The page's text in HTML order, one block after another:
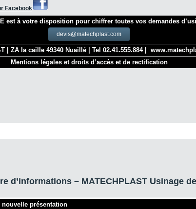
Facebook
est à votre disposition pour chiffrer toutes vos demandes
devis@matechplast.com
| ZA la caille 49340 Nuaillé | Tel 02.41.555.884 |
Mentions légales et droits d’accès et de rectification
d’informations – MATECHPLAST Usinage
nouvelle présentation